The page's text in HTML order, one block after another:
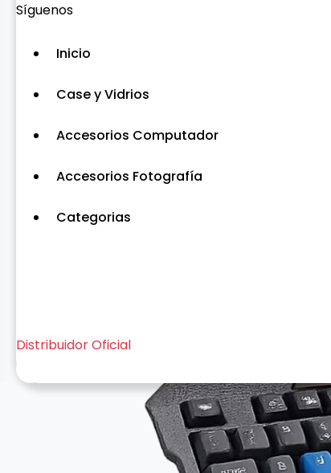
Síguenos
Inicio
Case y Vidrios
Accesorios Computador
Accesorios Fotografía
Categorias
Distribuidor Oficial